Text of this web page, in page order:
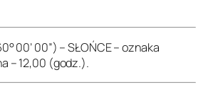
00’ 00”) – SŁOŃCE – oznaka
– 12,00 (godz.).